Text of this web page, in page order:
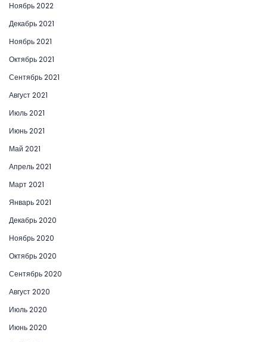
Ноябрь 2022
Декабрь 2021
Ноябрь 2021
Октябрь 2021
Сентябрь 2021
Август 2021
Июль 2021
Июнь 2021
Май 2021
Апрель 2021
Март 2021
Январь 2021
Декабрь 2020
Ноябрь 2020
Октябрь 2020
Сентябрь 2020
Август 2020
Июль 2020
Июнь 2020